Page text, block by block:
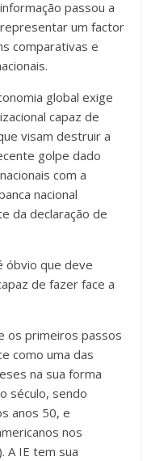
informação passou a
representar um factor
comparativas e
global exige
capaz de
visam destruir a
golpe dado
com a
nacional
da declaração de
óbvio que deve
de fazer face a
os primeiros passos
como uma das
na sua forma
século, sendo
anos 50, e
nos
A IE tem sua